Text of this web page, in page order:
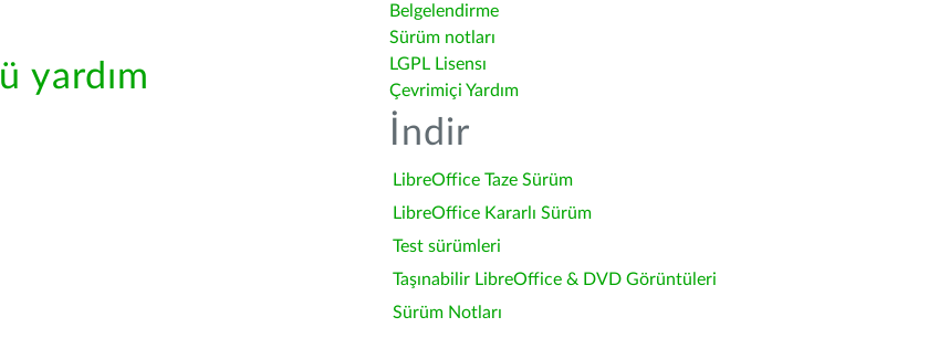
yardım
Belgelendirme
Sürüm notları
LGPL Lisensı
Çevrimiçi Yardım
İndir
LibreOffice Taze Sürüm
LibreOffice Kararlı Sürüm
Test sürümleri
Taşınabilir LibreOffice & DVD Görüntüleri
Sürüm Notları